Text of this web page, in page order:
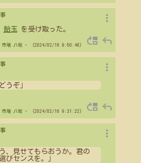
飴玉 を受け取った。
more_vert
市場 八坂 - （2024/02/16 9:50:48） move_up reply
うぞ」
more_vert
市場 八坂 - （2024/02/16 9:31:22） move_up reply
う、見せてもらおうか。君の
びセンスを。」
more_vert